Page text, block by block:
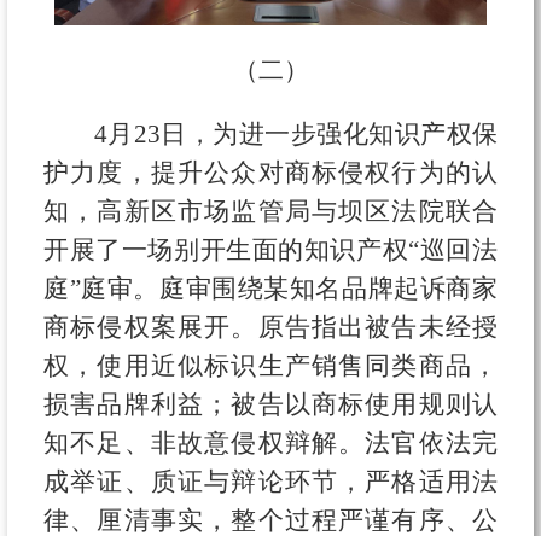
（二）
4月23日，为进一步强化知识产权保
护力度，提升公众对商标侵权行为的认
知，高新区市场监管局与坝区法院联合
开展了一场别开生面的知识产权“巡回法
庭”庭审。庭审围绕某知名品牌起诉商家
商标侵权案展开。原告指出被告未经授
权，使用近似标识生产销售同类商品，
损害品牌利益；被告以商标使用规则认
知不足、非故意侵权辩解。法官依法完
成举证、质证与辩论环节，严格适用法
律、厘清事实，整个过程严谨有序、公